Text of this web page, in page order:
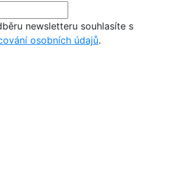
newsletteru souhlasíte s
osobních údajů.